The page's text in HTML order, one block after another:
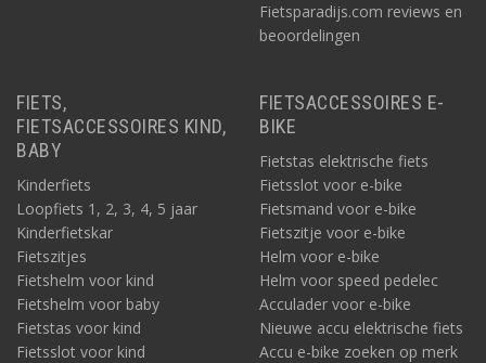
Fietsparadijs.com reviews en
beoordelingen
FIETS,
FIETSACCESSOIRES KIND,
BABY
Kinderfiets
Loopfiets 1, 2, 3, 4, 5 jaar
Kinderfietskar
Fietszitjes
Fietshelm voor kind
Fietshelm voor baby
Fietstas voor kind
Fietsslot voor kind
FIETSACCESSOIRES E-
BIKE
Fietstas elektrische fiets
Fietsslot voor e-bike
Fietsmand voor e-bike
Fietszitje voor e-bike
Helm voor e-bike
Helm voor speed pedelec
Acculader voor e-bike
Nieuwe accu elektrische fiets
Accu e-bike zoeken op merk